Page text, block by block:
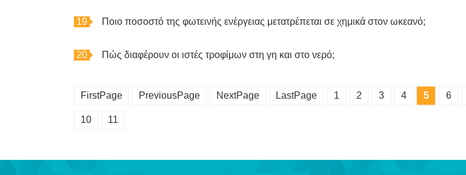
Ποιο ποσοστό της φωτεινής ενέργειας μετατρέπεται σε χημικά στον ωκεανό;
Πώς διαφέρουν οι ιστές τροφίμων στη γη και στο νερό;
FirstPage PreviousPage NextPage LastPage 1 2 3 4 5 6
10 11